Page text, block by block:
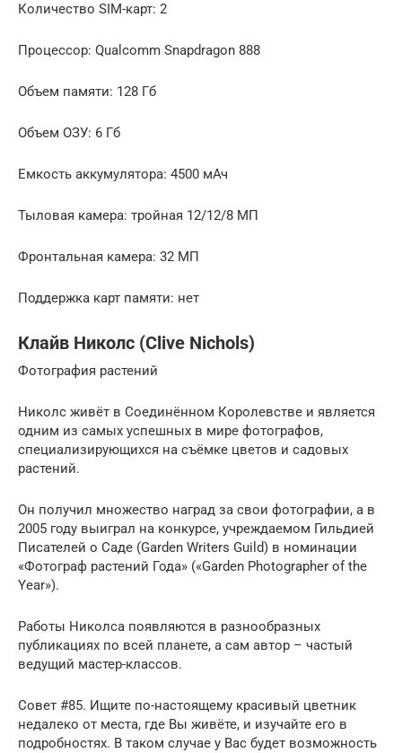
Количество SIM-карт: 2
Процессор: Qualcomm Snapdragon 888
Объем памяти: 128 Гб
Объем ОЗУ: 6 Гб
Емкость аккумулятора: 4500 мАч
Тыловая камера: тройная 12/12/8 МП
Фронтальная камера: 32 МП
Поддержка карт памяти: нет
Клайв Николс (Clive Nichols)
Фотография растений
Николс живёт в Соединённом Королевстве и является
одним из самых успешных в мире фотографов,
специализирующихся на съёмке цветов и садовых
растений.
Он получил множество наград за свои фотографии, а в
2005 году выиграл на конкурсе, учреждаемом Гильдией
Писателей о Саде (Garden Writers Guild) в номинации
«Фотограф растений Года» («Garden Photographer of the
Year»).
Работы Николса появляются в разнообразных
публикациях по всей планете, а сам автор – частый
ведущий мастер-классов.
Совет #85. Ищите по-настоящему красивый цветник
недалеко от места, где Вы живёте, и изучайте его в
подробностях. В таком случае у Вас будет возможность